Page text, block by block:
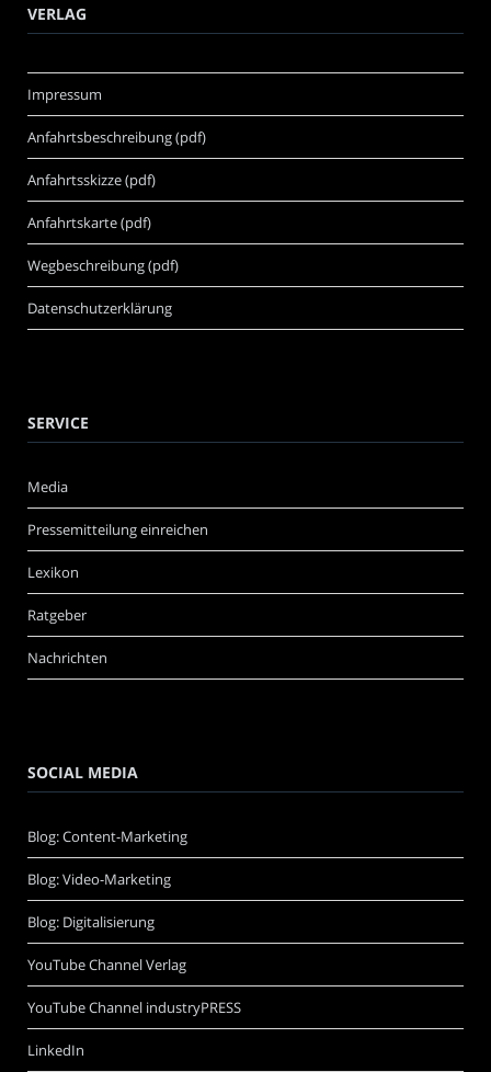
VERLAG
Impressum
Anfahrtsbeschreibung (pdf)
Anfahrtsskizze (pdf)
Anfahrtskarte (pdf)
Wegbeschreibung (pdf)
Datenschutzerklärung
SERVICE
Media
Pressemitteilung einreichen
Lexikon
Ratgeber
Nachrichten
SOCIAL MEDIA
Blog: Content-Marketing
Blog: Video-Marketing
Blog: Digitalisierung
YouTube Channel Verlag
YouTube Channel industryPRESS
LinkedIn